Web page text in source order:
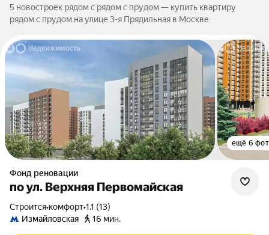
5 новостроек рядом с рядом с прудом — купить квартиру
рядом с прудом на улице 3-я Прядильная в Москве
ещё 6
Фонд реновации
по ул. Верхняя Первомайская
Строится•комфорт•1.1 (13)
Измайловская
16 мин.